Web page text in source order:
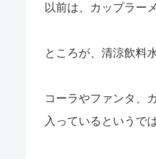
以前は、カップラー
ところが、清涼飲料
コーラやファンタ、
入っているというで